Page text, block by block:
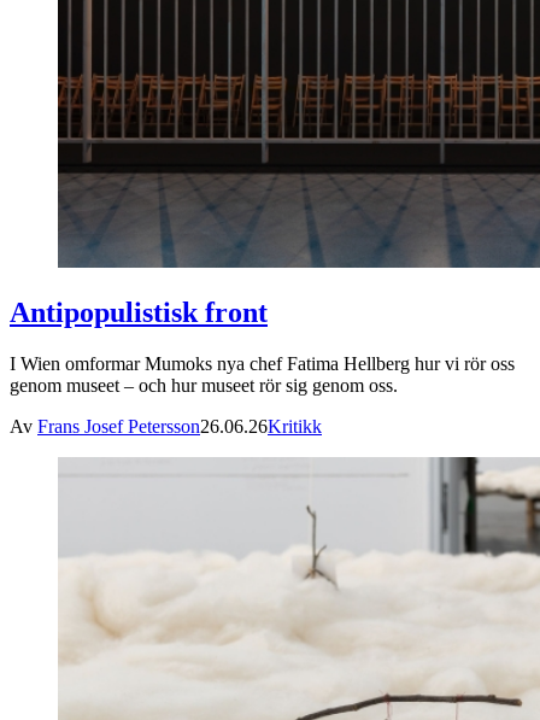
Antipopulistisk front
I Wien omformar Mumoks nya chef Fatima Hellberg hur vi rör oss
genom museet – och hur museet rör sig genom oss.
Av Frans Josef Petersson26.06.26Kritikk